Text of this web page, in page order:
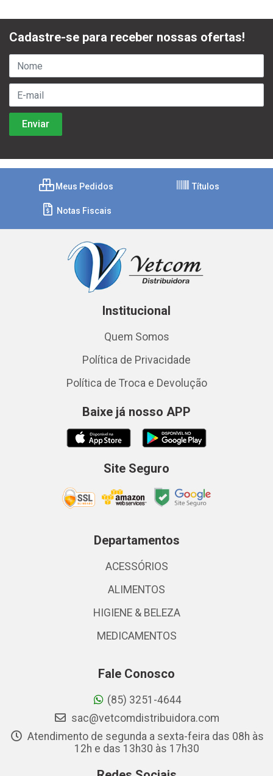
Cadastre-se para receber nossas ofertas!
Meus Pedidos Títulos
Notas Fiscais
Institucional
Quem Somos
Política de Privacidade
Política de Troca e Devolução
Baixe já nosso APP
Site Seguro
Departamentos
ACESSÓRIOS
ALIMENTOS
HIGIENE & BELEZA
MEDICAMENTOS
Fale Conosco
(85) 3251-4644
sac@vetcomdistribuidora.com
Atendimento de segunda a sexta-feira das 08h às
12h e das 13h30 às 17h30